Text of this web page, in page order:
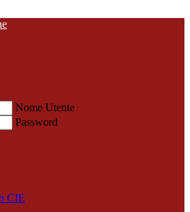
Nome Utente
Password
CIE